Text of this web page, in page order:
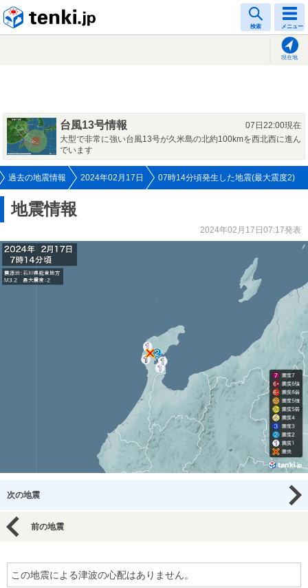
検索 メニュー
現在地
台風13号情報
07日22:00現在
大型で非常に強い台風13号が久米島の北約100kmを西北西に進ん
でいます
過去の地震情報 2024年02月17日 07時14分頃発生した地震(最大震度2)
地震情報
2024年02月17日07:17発表
次の地震
前の地震
この地震による津波の心配はありません。